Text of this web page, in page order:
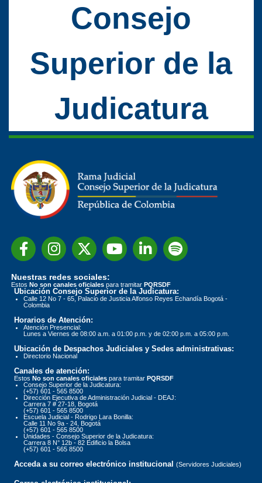
Consejo
Superior de la
Judicatura
Nuestras redes sociales:
Estos No son canales oficiales para tramitar PQRSDF
Ubicación Consejo Superior de la Judicatura:
Calle 12 No 7 - 65, Palacio de Justicia Alfonso Reyes Echandía Bogotá -
Colombia
Horarios de Atención:
Atención Presencial:
Lunes a Viernes de 08:00 a.m. a 01:00 p.m. y de 02:00 p.m. a 05:00 p.m.
Ubicación de Despachos Judiciales y Sedes administrativas:
Directorio Nacional
Canales de atención:
Estos No son canales oficiales para tramitar PQRSDF
Consejo Superior de la Judicatura:
(+57) 601 - 565 8500
Dirección Ejecutiva de Administración Judicial - DEAJ:
Carrera 7 # 27-18, Bogotá
(+57) 601 - 565 8500
Escuela Judicial - Rodrigo Lara Bonilla:
Calle 11 No 9a - 24, Bogotá
(+57) 601 - 565 8500
Unidades - Consejo Superior de la Judicatura:
Carrera 8 N° 12b - 82 Edificio la Bolsa
(+57) 601 - 565 8500
Acceda a su correo electrónico institucional (Servidores Judiciales)